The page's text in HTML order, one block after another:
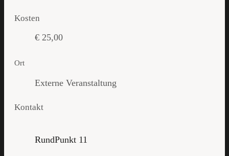
Kosten
€ 25,00
Ort
Externe Veranstaltung
Kontakt
RundPunkt 11